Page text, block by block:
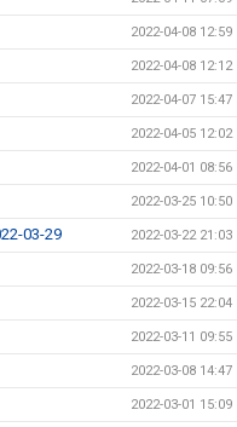
2022-04-08 12:59
2022-04-08 12:12
2022-04-07 15:47
2022-04-05 12:02
2022-04-01 08:56
2022-03-25 10:50
03-29 2022-03-22 21:03
2022-03-18 09:56
2022-03-15 22:04
2022-03-11 09:55
2022-03-08 14:47
2022-03-01 15:09